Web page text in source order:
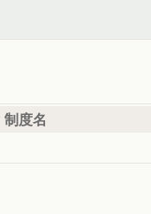
制度名